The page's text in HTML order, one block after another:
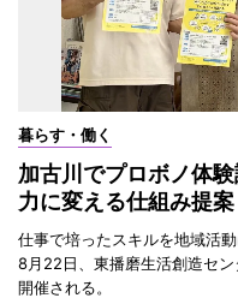
暮らす・働く
加古川でプロボノ体
力に変える仕組み提案
仕事で培ったスキルを地域活
8月22日、東播磨生活創造セ
開催される。